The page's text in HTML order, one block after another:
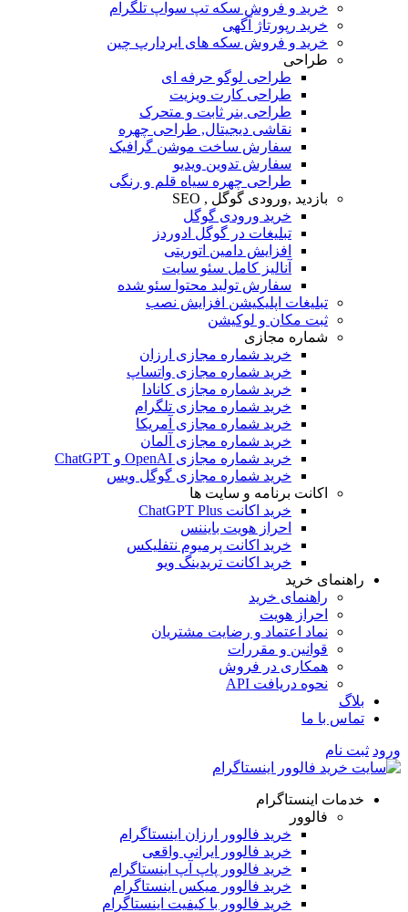
خرید و فروش سکه تپ سواپ تلگرام
خرید رپورتاژ آگهی
خرید و فروش سکه های ایردارپ چین
طراحی
طراحی لوگو حرفه ای
طراحی کارت ویزیت
طراحی بنر ثابت و متحرک
نقاشی دیجیتال, طراحی چهره
سفارش ساخت موشن گرافیک
سفارش تدوین ویدیو
طراحی چهره سیاه قلم و رنگی
بازدید ,ورودی گوگل , SEO
خرید ورودی گوگل
تبلیغات در گوگل ادوردز
افزایش دامین اتوریتی
آنالیز کامل سئو سایت
سفارش تولید محتوا سئو شده
تبلیغات اپلیکیشن افزایش نصب
ثبت مکان و لوکیشن
شماره مجازی
خرید شماره مجازی ارزان
خرید شماره مجازی واتساپ
خرید شماره مجازی کانادا
خرید شماره مجازی تلگرام
خرید شماره مجازی آمریکا
خرید شماره مجازی آلمان
خرید شماره مجازی OpenAI و ChatGPT
خرید شماره مجازی گوگل ویس
اکانت برنامه و سایت ها
خرید اکانت ChatGPT Plus
احراز هویت بایننس
خرید اکانت پرمیوم نتفلیکس
خرید اکانت تریدینگ ویو
راهنمای خرید
راهنمای خرید
احراز هویت
نماد اعتماد و رضایت مشتریان
قوانین و مقررات
همکاری در فروش
نحوه دریافت API
بلاگ
تماس با ما
ورود ثبت نام
خدمات اینستاگرام
فالوور
خرید فالوور ارزان اینستاگرام
خرید فالوور ایرانی واقعی
خرید فالوور پاپ آپ اینستاگرام
خرید فالوور میکس اینستاگرام
خرید فالوور با کیفیت اینستاگرام